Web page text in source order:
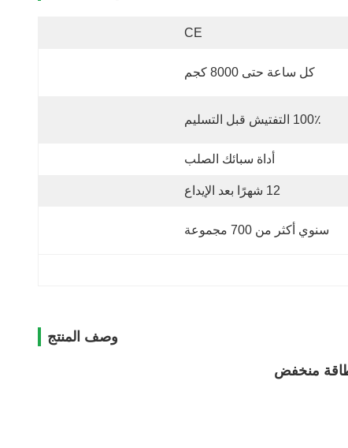
CE
كل ساعة حتى 8000 كجم
100٪ التفتيش قبل التسليم
أداة سبائك الصلب
12 شهرًا بعد الإيداع
سنوي أكثر من 700 مجموعة
وصف المنتج
طاقة منخفض